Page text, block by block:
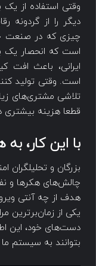
وقتی استفاده از یک
دیگر را از گردونه
چیزی که در صنعت
است که انحصار یک
ایرانی، باعث
است. وقتی تولید
تلاشی مشتری‌های
قطعا هزینه بیشتری
با این کار،
بزرگان و تحلیلگران
چالش‌های هکرها و
هدف از چه آنتی
یکی از زمان‌برترین
دست‌های خود، این
بتوانند به سیستم ما